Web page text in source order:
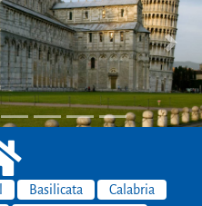
Next
Basilicata
Calabria